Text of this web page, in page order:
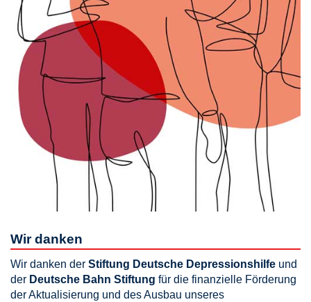
Wir danken
Wir danken der Stiftung Deutsche Depressionshilfe und
der Deutsche Bahn Stiftung für die finanzielle Förderung
der Aktualisierung und des Ausbau unseres